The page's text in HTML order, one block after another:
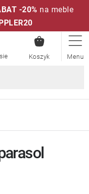
-20% na meble
KOSZYK